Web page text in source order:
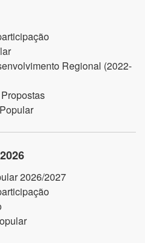
Regional (2022-
2026/2027